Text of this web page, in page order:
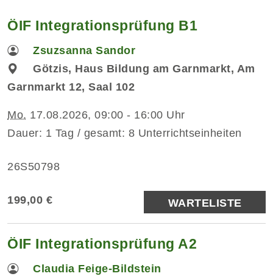
ÖIF Integrationsprüfung B1
Zsuzsanna Sandor
Götzis, Haus Bildung am Garnmarkt, Am
Garnmarkt 12, Saal 102
Mo. 17.08.2026, 09:00 - 16:00 Uhr
Dauer: 1 Tag / gesamt: 8 Unterrichtseinheiten
26S50798
199,00 € WARTELISTE
ÖIF Integrationsprüfung A2
Claudia Feige-Bildstein